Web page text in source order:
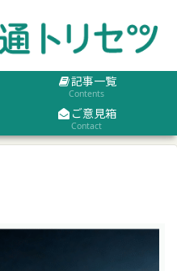
記事一覧
Contents
ご意見箱
Contact